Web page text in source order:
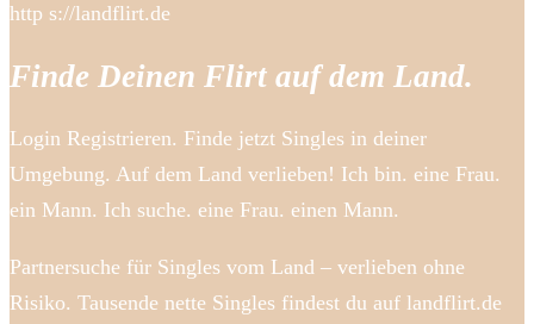
http s://landflirt.de
Finde Deinen Flirt auf dem Land.
Login Registrieren. Finde jetzt Singles in deiner
Umgebung. Auf dem Land verlieben! Ich bin. eine Frau.
ein Mann. Ich suche. eine Frau. einen Mann.
Partnersuche für Singles vom Land – verlieben ohne
Risiko. Tausende nette Singles findest du auf landflirt.de